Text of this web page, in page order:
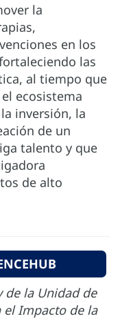
la
en los
las
al tiempo que
ecosistema
inversión, la
de un
talento y que
de alto
de la Unidad de
el Impacto de la